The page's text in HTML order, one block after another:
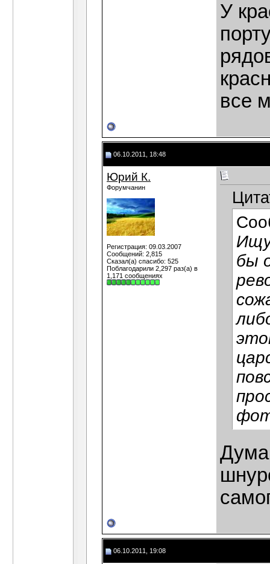
У
все
06.10.2011, 18:48
Юрий К.
Форумчанин
Регистрация: 09.03.2007
Сообщений: 2,815
Сказал(а) спасибо: 525
Поблагодарили 2,297 раз(а) в
1,171 сообщениях
бы
06.10.2011, 19:08